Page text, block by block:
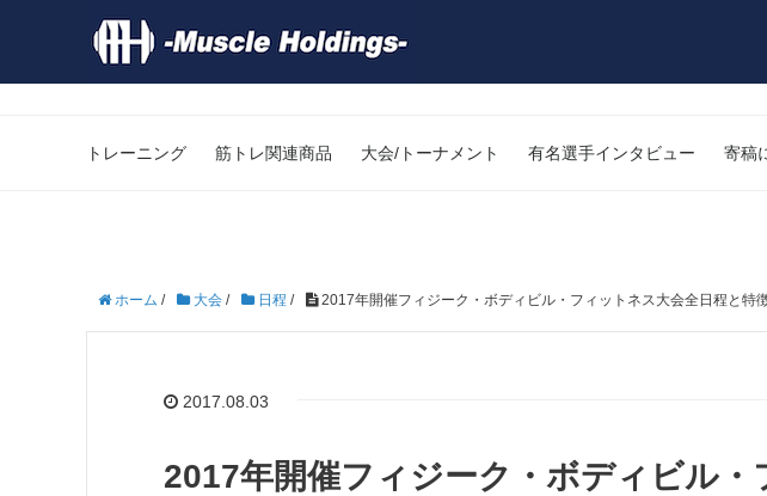
トレーニング 筋トレ関連商品 大会/トーナメント 有名選手インタビュー 寄稿
ホーム / 大会 / 日程 / 2017年開催フィジーク・ボディビル・フィットネス大会全日程と特
2017.08.03
2017年開催フィジーク・ボディビル・